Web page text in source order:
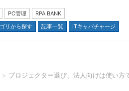
PC管理
RPA BANK
リから探す 記事一覧 ITキャパチャージ
並
プロジェクター選び、法人向けは使い方